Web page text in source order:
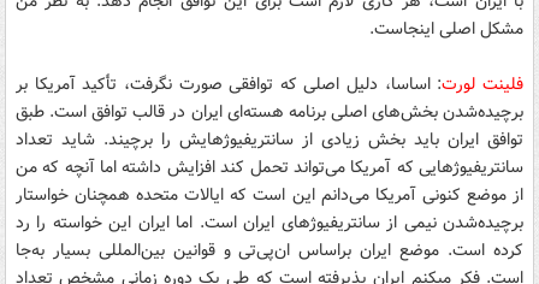
مشکل اصلی اینجاست.
فلینت لورت: اساسا، دلیل اصلی که توافقی صورت نگرفت، تأکید آمریکا بر
برچیده‌شدن بخش‌های اصلی برنامه هسته‌ای ایران در قالب توافق است. طبق
توافق ایران باید بخش زیادی از سانتریفیوژهایش را برچیند. شاید تعداد
سانتریفیوژهایی که آمریکا می‌تواند تحمل کند افزایش داشته اما آنچه که من
از موضع کنونی آمریکا می‌دانم این است که ایالات متحده همچنان خواستار
برچیده‌شدن نیمی از سانتریفیوژهای ایران است. اما ایران این خواسته را رد
کرده است. موضع ایران براساس ان‌پی‌تی و قوانین بین‌المللی بسیار به‌جا
است. فکر میکنم ایران پذیرفته است که طی یک دوره زمانی مشخص تعداد